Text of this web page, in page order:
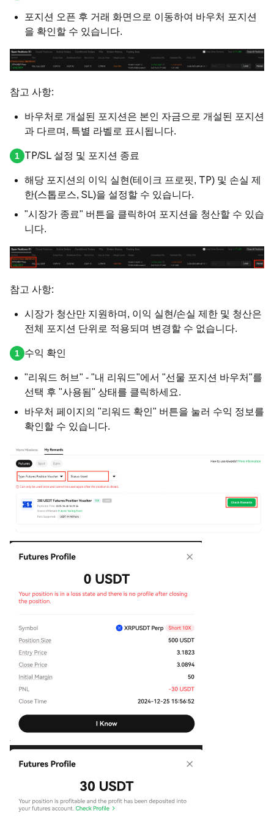
포지션 오픈 후 거래 화면으로 이동하여 바우처 포지션
을 확인할 수 있습니다.
참고 사항:
바우처로 개설된 포지션은 본인 자금으로 개설된 포지션
과 다르며, 특별 라벨로 표시됩니다.
TP/SL 설정 및 포지션 종료
해당 포지션의 이익 실현(테이크 프로핏, TP) 및 손실 제
한(스톱로스, SL)을 설정할 수 있습니다.
"시장가 종료" 버튼을 클릭하여 포지션을 청산할 수 있습
니다.
참고 사항:
시장가 청산만 지원하며, 이익 실현/손실 제한 및 청산은
전체 포지션 단위로 적용되며 변경할 수 없습니다.
수익 확인
"리워드 허브" - "내 리워드"에서 "선물 포지션 바우처"를
선택 후 "사용됨" 상태를 클릭하세요.
바우처 페이지의 "리워드 확인" 버튼을 눌러 수익 정보를
확인할 수 있습니다.